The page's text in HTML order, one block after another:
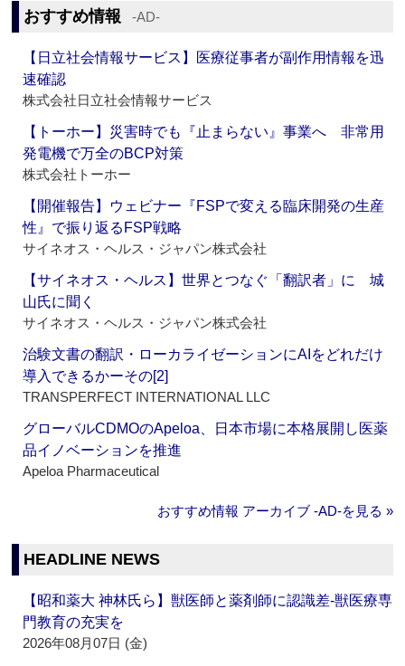
おすすめ情報 ‐AD‐
【日立社会情報サービス】医療従事者が副作用情報を迅
速確認
株式会社日立社会情報サービス
【トーホー】災害時でも『止まらない』事業へ 非常用
発電機で万全のBCP対策
株式会社トーホー
【開催報告】ウェビナー『FSPで変える臨床開発の生産
性』で振り返るFSP戦略
サイネオス・ヘルス・ジャパン株式会社
【サイネオス・ヘルス】世界とつなぐ「翻訳者」に 城
山氏に聞く
サイネオス・ヘルス・ジャパン株式会社
治験文書の翻訳・ローカライゼーションにAIをどれだけ
導入できるかーその[2]
TRANSPERFECT INTERNATIONAL LLC
グローバルCDMOのApeloa、日本市場に本格展開し医薬
品イノベーションを推進
Apeloa Pharmaceutical
おすすめ情報 アーカイブ ‐AD‐を見る »
HEADLINE NEWS
【昭和薬大 神林氏ら】獣医師と薬剤師に認識差‐獣医療専
門教育の充実を
2026年08月07日 (金)